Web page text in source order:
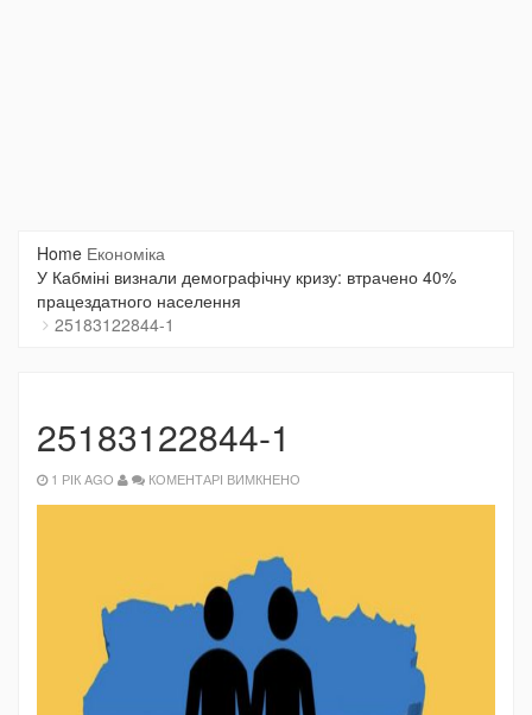
Home Економіка
У Кабміні визнали демографічну кризу: втрачено 40%
працездатного населення
25183122844-1
25183122844-1
1 РІК AGO КОМЕНТАРІ ВИМКНЕНО
1